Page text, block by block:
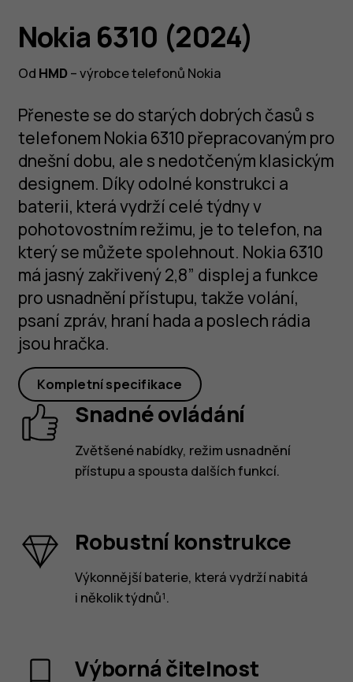
Klasika mezi
telefony
NOKIA 6310
Vrací se na scénu s moderními výhodami,
funkcemi usnadnění přístupu a designem,
který znáte a máte rádi.
Nokia 6310 (2024)
Od HMD– výrobce telefonů Nokia
Přeneste se do starých dobrých časů s
telefonem Nokia 6310 přepracovaným pro
dnešní dobu, ale s nedotčeným klasickým
designem. Díky odolné konstrukci a
baterii, která vydrží celé týdny v
pohotovostním režimu, je to telefon, na
který se můžete spolehnout. Nokia 6310
má jasný zakřivený 2,8” displej a funkce
pro usnadnění přístupu, takže volání,
psaní zpráv, hraní hada a poslech rádia
jsou hračka.
Kompletní specifikace
Snadné ovládání
Zvětšené nabídky, režim usnadnění
přístupu a spousta dalších funkcí.
Robustní konstrukce
Výkonnější baterie, která vydrží nabitá
i několik týdnů¹.
Výborná čitelnost